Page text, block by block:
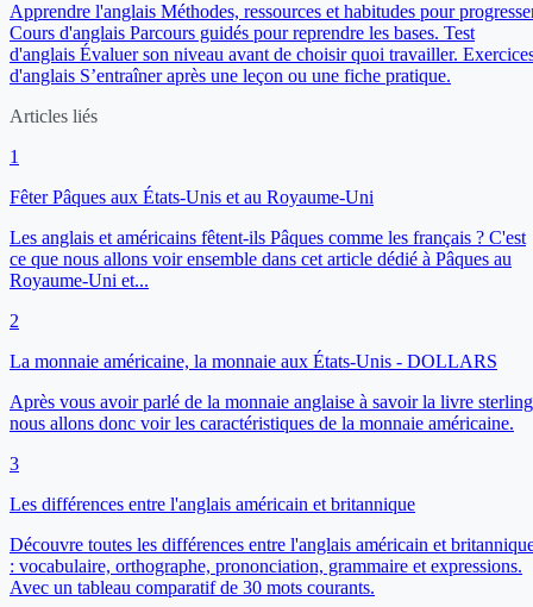
Apprendre l'anglais Méthodes, ressources et habitudes pour
Cours d'anglais Parcours guidés pour reprendre les bases. Test
d'anglais Évaluer son niveau avant de choisir quoi travailler.
d'anglais S’entraîner après une leçon ou une fiche pratique.
Articles liés
1
Fêter Pâques aux États-Unis et au Royaume-Uni
Les anglais et américains fêtent-ils Pâques comme les français ? C'est
ce que nous allons voir ensemble dans cet article dédié à Pâques au
Royaume-Uni et...
2
La monnaie américaine, la monnaie aux États-Unis - DOLLARS
Après vous avoir parlé de la monnaie anglaise à savoir la livre
nous allons donc voir les caractéristiques de la monnaie américaine.
3
Les différences entre l'anglais américain et britannique
Découvre toutes les différences entre l'anglais américain et
: vocabulaire, orthographe, prononciation, grammaire et expressions.
Avec un tableau comparatif de 30 mots courants.